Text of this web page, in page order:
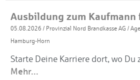
05.08.2026 / Provinzial Nord Brandkasse AG /
Hamburg-Horn
Starte Deine Karriere dort, wo Du
Mehr...